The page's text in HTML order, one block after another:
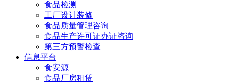
食品检测
工厂设计装修
食品质量管理咨询
食品生产许可证办证咨询
第三方预警检查
信息平台
食安源
食品厂房租赁